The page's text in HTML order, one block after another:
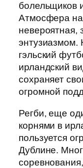
болельщиков
Атмосфера
невероятная,
энтузиазмом.
гэльский
ирландский
сохраняет
огромной
Регби, еще
корнями в
пользуется
Дублине.